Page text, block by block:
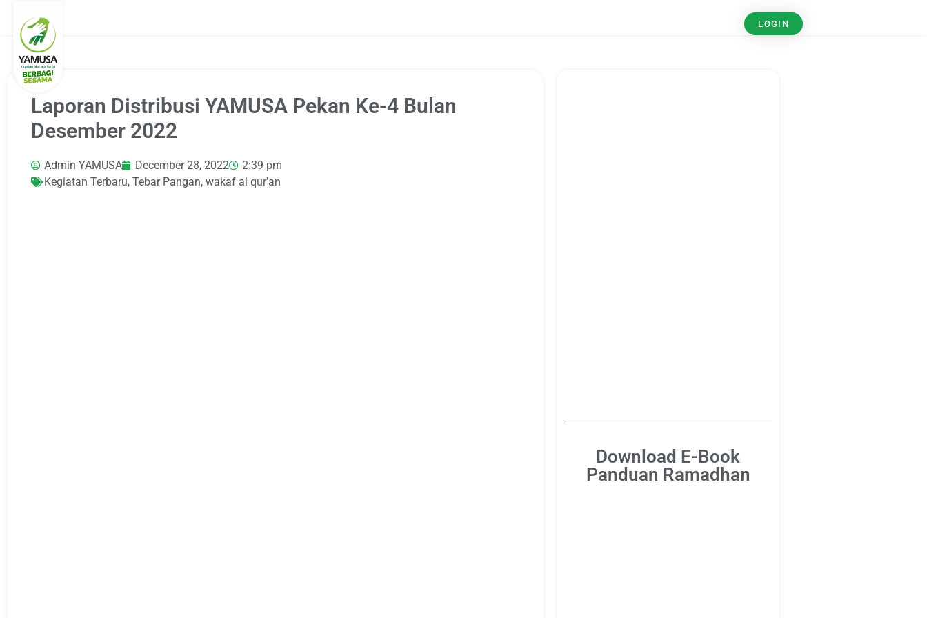
LOGIN
Laporan Distribusi YAMUSA Pekan Ke-4 Bulan
Desember 2022
Admin YAMUSA December 28, 2022
2:39 pm
Kegiatan Terbaru, Tebar Pangan, wakaf al qur'an
Download E-Book
Panduan Ramadhan